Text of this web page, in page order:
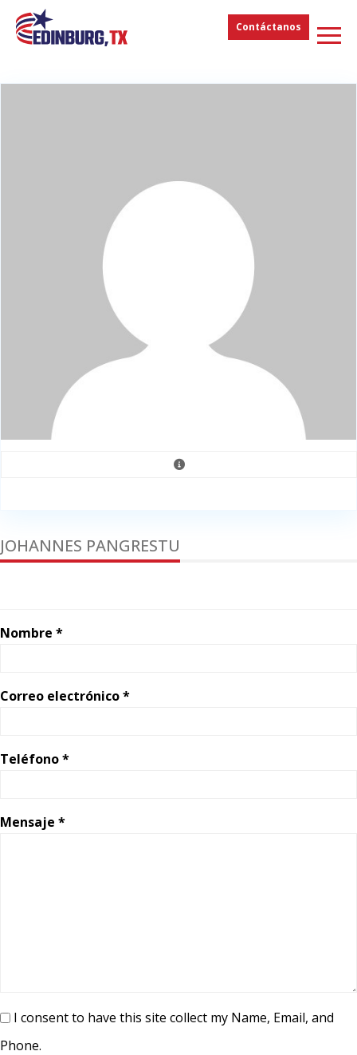
Contáctanos
JOHANNES PANGRESTU
Nombre *
Correo electrónico *
Teléfono *
Mensaje *
I consent to have this site collect my Name, Email, and
Phone.